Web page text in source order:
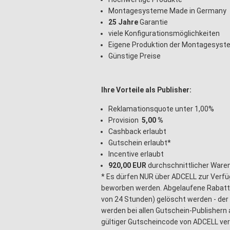
Montagesysteme Made in Germany
25 JahreGarantie
viele Konfigurationsmöglichkeiten
Eigene Produktion der
Günstige Preise
Ihre Vorteile als Publisher:
Reklamationsquote unter 1,00%
Provision 5,00 %
Cashback erlaubt
Gutschein erlaubt*
Incentive erlaubt
920,00 EUR durchschnittlicher
* Es dürfen NUR über ADCELL zur
beworben werden. Abgelaufene
von 24 Stunden) gelöscht werden -
werden bei allen Gutschein-
gültiger Gutscheincode von ADCELL